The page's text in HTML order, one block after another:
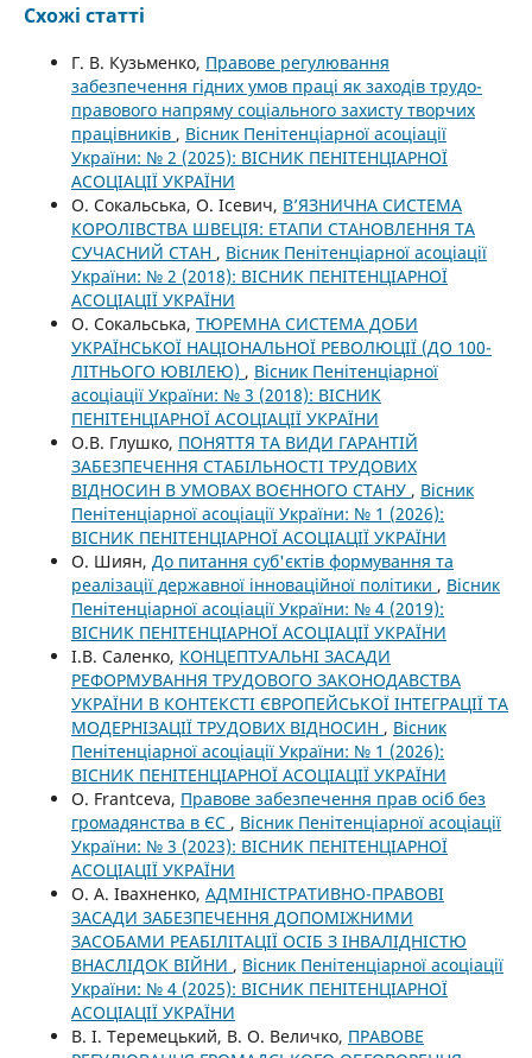
Схожі статті
Г. В. Кузьменко, Правове регулювання
забезпечення гідних умов праці як заходів трудо-
правового напряму соціального захисту творчих
працівників , Вісник Пенітенціарної асоціації
України: № 2 (2025): ВІСНИК ПЕНІТЕНЦІАРНОЇ
АСОЦІАЦІЇ УКРАЇНИ
О. Сокальська, О. Ісевич, В’ЯЗНИЧНА СИСТЕМА
КОРОЛІВСТВА ШВЕЦІЯ: ЕТАПИ СТАНОВЛЕННЯ ТА
СУЧАСНИЙ СТАН , Вісник Пенітенціарної асоціації
України: № 2 (2018): ВІСНИК ПЕНІТЕНЦІАРНОЇ
АСОЦІАЦІЇ УКРАЇНИ
О. Сокальська, ТЮРЕМНА СИСТЕМА ДОБИ
УКРАЇНСЬКОЇ НАЦІОНАЛЬНОЇ РЕВОЛЮЦІЇ (ДО 100-
ЛІТНЬОГО ЮВІЛЕЮ) , Вісник Пенітенціарної
асоціації України: № 3 (2018): ВІСНИК
ПЕНІТЕНЦІАРНОЇ АСОЦІАЦІЇ УКРАЇНИ
О.В. Глушко, ПОНЯТТЯ ТА ВИДИ ГАРАНТІЙ
ЗАБЕЗПЕЧЕННЯ СТАБІЛЬНОСТІ ТРУДОВИХ
ВІДНОСИН В УМОВАХ ВОЄННОГО СТАНУ , Вісник
Пенітенціарної асоціації України: № 1 (2026):
ВІСНИК ПЕНІТЕНЦІАРНОЇ АСОЦІАЦІЇ УКРАЇНИ
О. Шиян, До питання суб'єктів формування та
реалізації державної інноваційної політики , Вісник
Пенітенціарної асоціації України: № 4 (2019):
ВІСНИК ПЕНІТЕНЦІАРНОЇ АСОЦІАЦІЇ УКРАЇНИ
І.В. Саленко, КОНЦЕПТУАЛЬНІ ЗАСАДИ
РЕФОРМУВАННЯ ТРУДОВОГО ЗАКОНОДАВСТВА
УКРАЇНИ В КОНТЕКСТІ ЄВРОПЕЙСЬКОЇ ІНТЕГРАЦІЇ ТА
МОДЕРНІЗАЦІЇ ТРУДОВИХ ВІДНОСИН , Вісник
Пенітенціарної асоціації України: № 1 (2026):
ВІСНИК ПЕНІТЕНЦІАРНОЇ АСОЦІАЦІЇ УКРАЇНИ
O. Frantсeva, Правове забезпечення прав осіб без
громадянства в ЄС , Вісник Пенітенціарної асоціації
України: № 3 (2023): ВІСНИК ПЕНІТЕНЦІАРНОЇ
АСОЦІАЦІЇ УКРАЇНИ
О. А. Івахненко, АДМІНІСТРАТИВНО-ПРАВОВІ
ЗАСАДИ ЗАБЕЗПЕЧЕННЯ ДОПОМІЖНИМИ
ЗАСОБАМИ РЕАБІЛІТАЦІЇ ОСІБ З ІНВАЛІДНІСТЮ
ВНАСЛІДОК ВІЙНИ , Вісник Пенітенціарної асоціації
України: № 4 (2025): ВІСНИК ПЕНІТЕНЦІАРНОЇ
АСОЦІАЦІЇ УКРАЇНИ
В. І. Теремецький, В. О. Величко, ПРАВОВЕ